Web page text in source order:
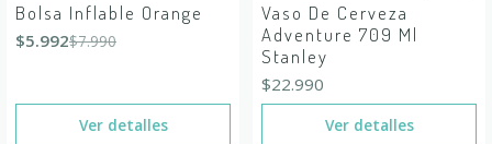
Agotado
Bolsa Inflable Orange
$5.992$7.990
Ver detalles
Vaso De Cerveza
Adventure 709 Ml
Stanley
$22.990
Ver detalles